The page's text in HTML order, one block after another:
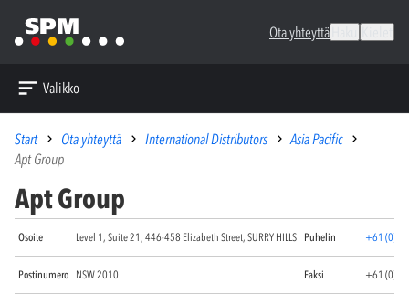
Ota yhteyttä
Valikko
Start Ota yhteyttä International Distributors
Asia Pacific
Apt Group
Apt Group
Osoite Level 1, Suite 21, 446-458 Elizabeth Street, SURRY HILLS Puhelin +61 (0)2
Postinumero NSW 2010 Faksi +61 (0)2